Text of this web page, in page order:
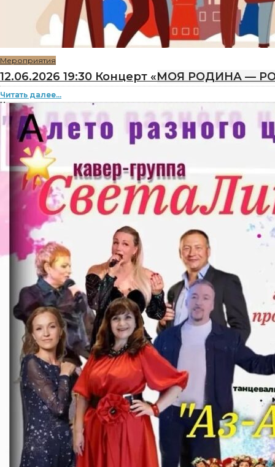
Мероприятия
12.06.2026 19:30 Концерт «МОЯ РОДИНА —
Читать далее...